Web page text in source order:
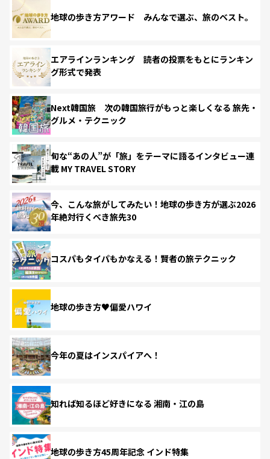
地球の歩き方アワード みんなで選ぶ、旅のベスト。
エアラインランキング 読者の投票をもとにランキン
グ形式で発表
Next韓国旅 次の韓国旅行がもっと楽しくなる 旅先・
グルメ・テクニック
旬な“あの人”が「旅」をテーマに語るインタビュー連
載 MY TRAVEL STORY
今、こんな旅がしてみたい！地球の歩き方が選ぶ2026
年絶対行くべき旅先30
コスパもタイパもかなえる！賢者の旅テクニック
地球の歩き方♥偏愛ハワイ
今年の夏はインスパイアへ！
知れば知るほど好きになる 湘南・江の島
地球の歩き方45周年記念 インド特集